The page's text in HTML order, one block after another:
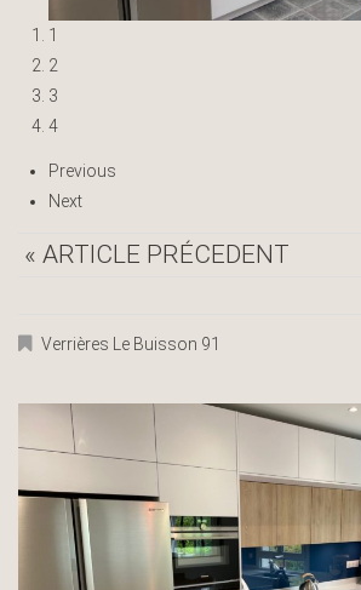
1
2
3
4
Previous
Next
« ARTICLE PRÉCEDENT
Verrières Le Buisson 91